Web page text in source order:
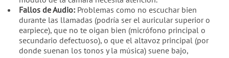
Fallos de Audio:Problemas como no escuchar bien
durante las llamadas (podría ser el auricular superior o
earpiece), que no te oigan bien (micrófono principal o
secundario defectuoso), o que el altavoz principal (por
donde suenan los tonos y la música) suene bajo,